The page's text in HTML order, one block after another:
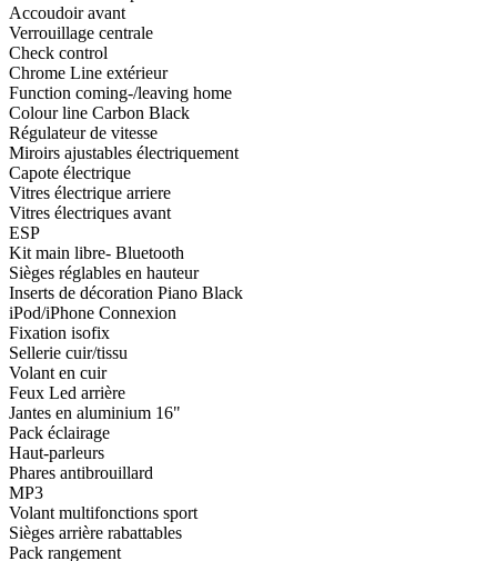
Accoudoir avant
Verrouillage centrale
Check control
Chrome Line extérieur
Function coming-/leaving home
Colour line Carbon Black
Régulateur de vitesse
Miroirs ajustables électriquement
Capote électrique
Vitres électrique arriere
Vitres électriques avant
ESP
Kit main libre- Bluetooth
Sièges réglables en hauteur
Inserts de décoration Piano Black
iPod/iPhone Connexion
Fixation isofix
Sellerie cuir/tissu
Volant en cuir
Feux Led arrière
Jantes en aluminium 16"
Pack éclairage
Haut-parleurs
Phares antibrouillard
MP3
Volant multifonctions sport
Sièges arrière rabattables
Pack rangement